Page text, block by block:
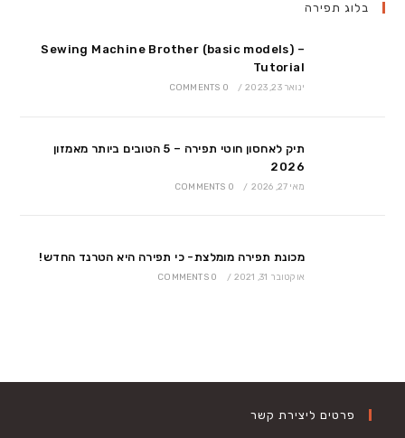
בלוג תפירה
Sewing Machine Brother (basic models) –
Tutorial
ינואר 23, 2023 /
0 COMMENTS
תיק לאחסון חוטי תפירה – 5 הטובים ביותר מאמזון
2026
מאי 27, 2026 /
0 COMMENTS
מכונת תפירה מומלצת- כי תפירה היא הטרנד החדש!
אוקטובר 31, 2021 /
0 COMMENTS
פרטים ליצירת קשר